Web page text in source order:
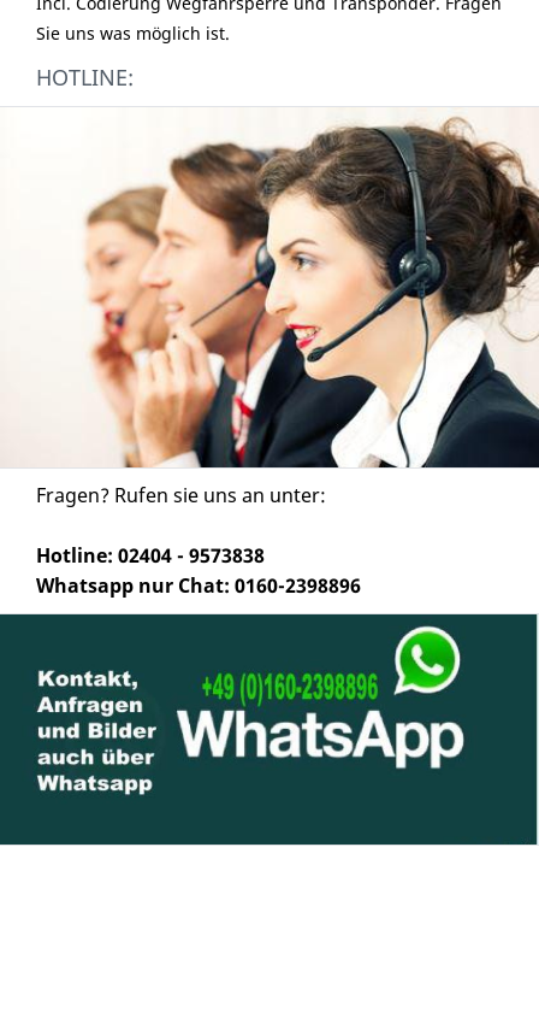
Sie uns was möglich ist.
HOTLINE:
Fragen? Rufen sie uns an unter:
Hotline: 02404 - 9573838
Whatsapp nur Chat: 0160-2398896